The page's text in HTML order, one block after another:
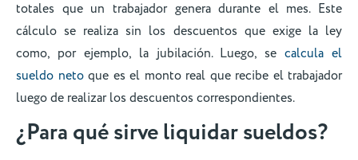
totales que un trabajador genera durante el mes. Este
cálculo se realiza sin los descuentos que exige la ley
como, por ejemplo, la jubilación. Luego, secalcula el
sueldo netoque es el monto real que recibe el trabajador
luego de realizar los descuentos correspondientes.
¿Para qué sirve liquidar sueldos?